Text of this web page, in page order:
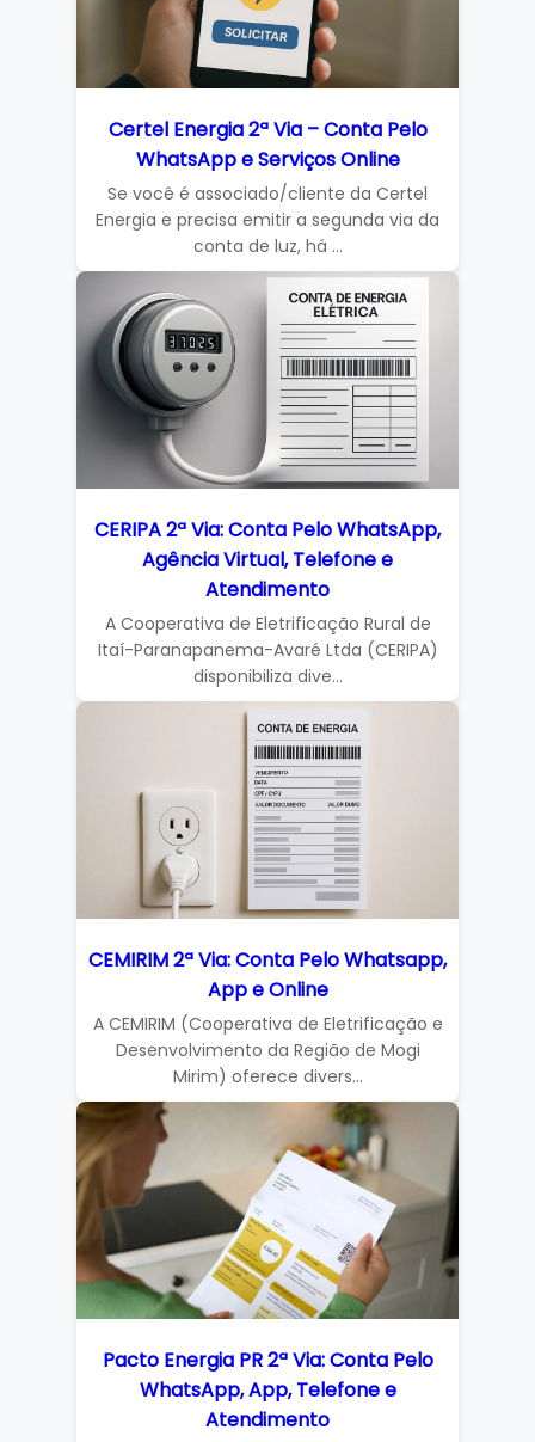
Certel Energia 2ª Via – Conta Pelo
WhatsApp e Serviços Online
Se você é associado/cliente da Certel
Energia e precisa emitir a segunda via da
conta de luz, há ...
CERIPA 2ª Via: Conta Pelo WhatsApp,
Agência Virtual, Telefone e
Atendimento
A Cooperativa de Eletrificação Rural de
Itaí-Paranapanema-Avaré Ltda (CERIPA)
disponibiliza dive...
CEMIRIM 2ª Via: Conta Pelo Whatsapp,
App e Online
A CEMIRIM (Cooperativa de Eletrificação e
Desenvolvimento da Região de Mogi
Mirim) oferece divers...
Pacto Energia PR 2ª Via: Conta Pelo
WhatsApp, App, Telefone e
Atendimento